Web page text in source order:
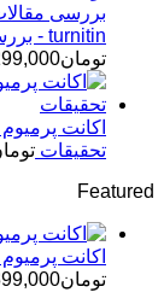
turnitin - بررسی میزان هوش مصنوعی مقاله
تومان
تحقیقات
Featured
اکانت پرمیوم Puzzmo - سایت پازل و بازی های فکری
تومان